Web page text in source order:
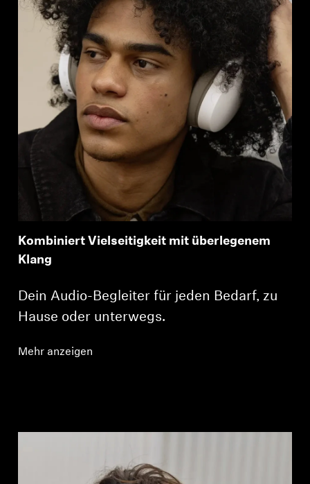
Kombiniert Vielseitigkeit mit überlegenem
Klang
Dein Audio-Begleiter für jeden Bedarf, zu
Hause oder unterwegs.
Mehr anzeigen